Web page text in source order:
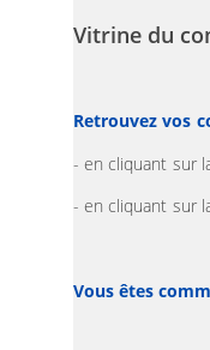
Vitrine du
Retrouvez vos
- en cliquant sur
- en cliquant sur
Vous êtes